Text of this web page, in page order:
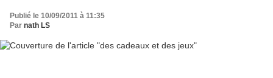
Publié le 10/09/2011 à 11:35
Par nath LS